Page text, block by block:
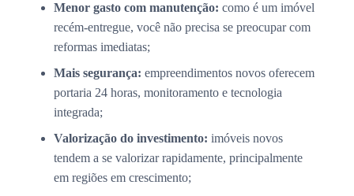
Menor gasto com manutenção: como é um imóvel
recém-entregue, você não precisa se preocupar com
reformas imediatas;
Mais segurança: empreendimentos novos oferecem
portaria 24 horas, monitoramento e tecnologia
integrada;
Valorização do investimento: imóveis novos
tendem a se valorizar rapidamente, principalmente
em regiões em crescimento;